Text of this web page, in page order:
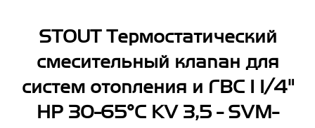
STOUT Термостатический
смесительный клапан для
систем отопления и ГВС 1 1/4"
НР 30-65°С KV 3,5 - SVM-